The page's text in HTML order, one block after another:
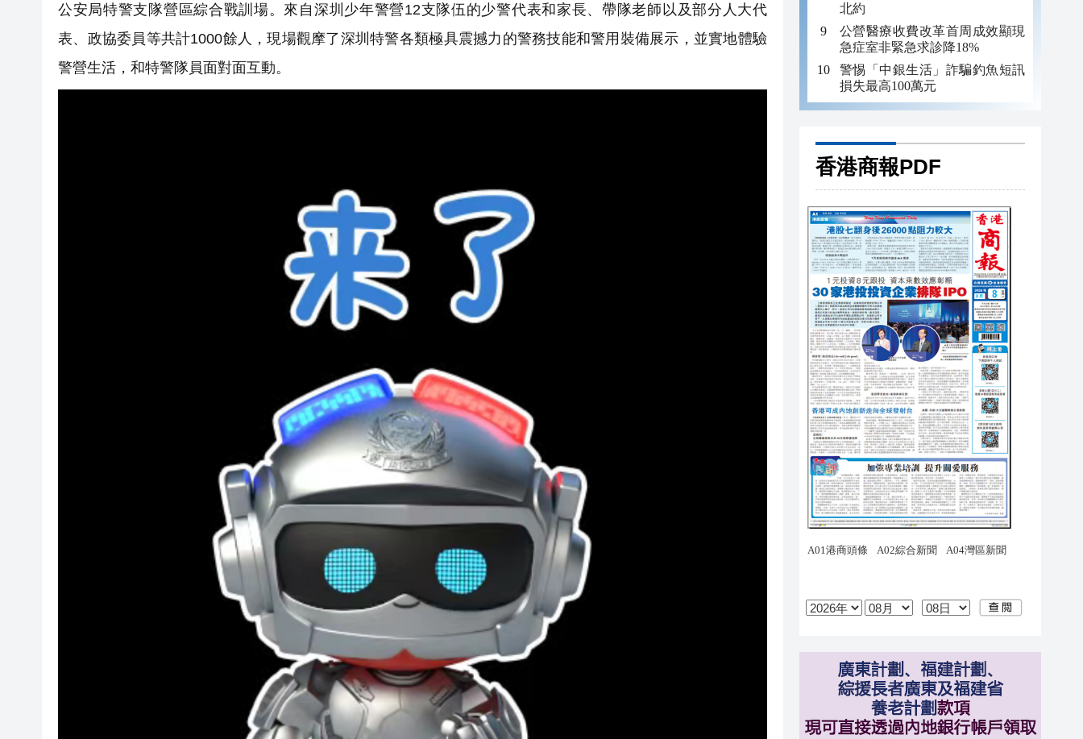
公安局特警支隊營區綜合戰訓場。來自深圳少年警營12支隊伍的少警代表和家長、帶隊老師以及部分人大代
表、政協委員等共計1000餘人，現場觀摩了深圳特警各類極具震撼力的警務技能和警用裝備展示，並實地體驗
警營生活，和特警隊員面對面互動。
北約
公營醫療收費改革首周成效顯現
急症室非緊急求診降18%
警惕「中銀生活」詐騙釣魚短訊
損失最高100萬元
香港商報PDF